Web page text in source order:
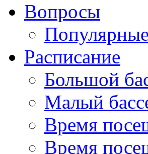
Вопросы
Популярные
Расписание
Большой
Малый
Время
Время